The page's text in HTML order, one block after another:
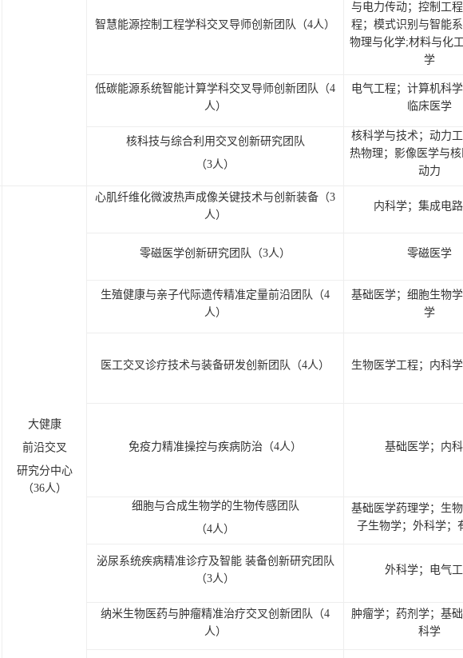
智慧能源控制工程学科交叉导师创新团队（4人）
与电力传动；控制工
程；模式识别与智能
物理与化学;材料与化
学
低碳能源系统智能计算学科交叉导师创新团队（4
人）
电气工程；计算机科学
临床医学
核科技与综合利用交叉创新研究团队
（3人）
核科学与技术； 动力
热物理；影像医学与
动力
大健康
前沿交叉
研究分中心
（36人）
心肌纤维化微波热声成像关键技术与创新装备（3
人）
内科学；集成电
零磁医学创新研究团队（3人） 零磁医学
生殖健康与亲子代际遗传精准定量前沿团队（4
人）
基础医学；细胞生物
学
医工交叉诊疗技术与装备研发创新团队（4人） 生物医学工程；内科
免疫力精准操控与疾病防治（4人） 基础医学；内
细胞与合成生物学的生物传感团队
（4人）
基础医学药理学；生
子生物学；外科学；
泌尿系统疾病精准诊疗及智能 装备创新研究团队
（3人）
外科学；电气
纳米生物医药与肿瘤精准治疗交叉创新团队（4
人）
肿瘤学；药剂学；基
科学